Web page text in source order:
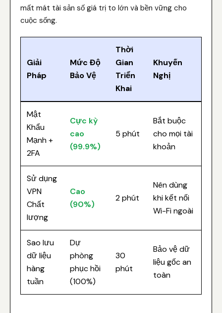
mất mát tài sản số giá trị to lớn và bền vững cho
cuộc sống.
Giải
Pháp
Mức Độ
Bảo Vệ
Thời
Gian
Triển
Khai
Khuyến
Nghị
Mật
Khẩu
Mạnh +
2FA
Cực kỳ
cao
(99.9%)
5 phút
Bắt buộc
cho mọi tài
khoản
Sử dụng
VPN
Chất
lượng
Cao
(90%)
2 phút
Nên dùng
khi kết nối
Wi-Fi ngoài
Sao lưu
dữ liệu
hàng
tuần
Dự
phòng
phục hồi
(100%)
30
phút
Bảo vệ dữ
liệu gốc an
toàn